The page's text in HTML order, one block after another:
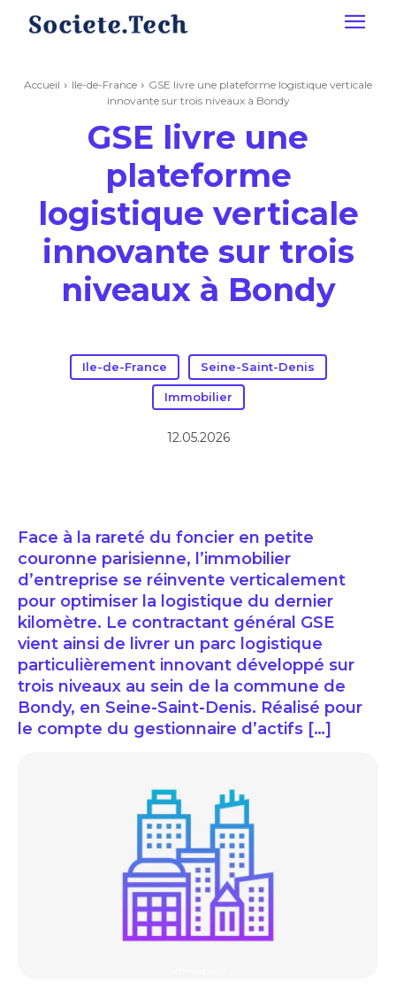
Accueil Ile-de-France
GSE livre une plateforme logistique verticale
innovante sur trois niveaux à Bondy
GSE livre une
plateforme
logistique verticale
innovante sur trois
niveaux à Bondy
Ile-de-France Seine-Saint-Denis
Immobilier
12.05.2026
Face à la rareté du foncier en petite
couronne parisienne, l’immobilier
d’entreprise se réinvente verticalement
pour optimiser la logistique du dernier
kilomètre. Le contractant général GSE
vient ainsi de livrer un parc logistique
particulièrement innovant développé sur
trois niveaux au sein de la commune de
Bondy, en Seine-Saint-Denis. Réalisé pour
le compte du gestionnaire d’actifs […]